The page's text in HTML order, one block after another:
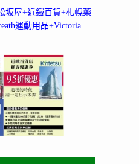
坂屋+近鐵百貨+札幌藥
運動用品+Victoria